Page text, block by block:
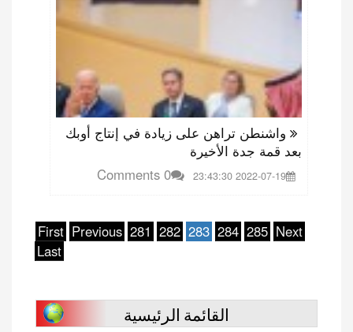
واشنطن تراهن على زيادة في إنتاج أوبك
بعد قمة جدة الأخيرة
2022-07-19 23:43:30
0 Comments
First Previous 281 282 283 284 285 Next
Last
القائمة الرئيسية